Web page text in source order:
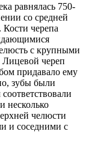
равнялась 750-
со средней
Кости черепа
с крупными
Лицевой череп
придавало ему
зубы были
несколько
челюсти
и соседними с